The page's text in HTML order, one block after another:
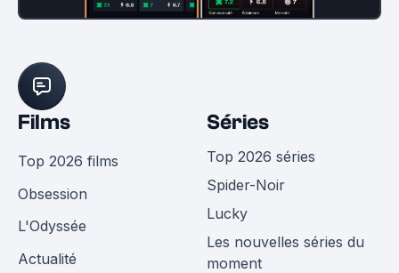
Films
Top 2026 films
Obsession
L'Odyssée
Actualité
Séries
Top 2026 séries
Spider-Noir
Lucky
Les nouvelles séries du
moment